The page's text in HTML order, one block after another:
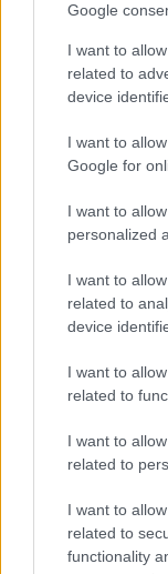
Google
I want to
related to
device
I want to
Google for
I want to
personalized
I want to
related to
device
I want to
related to
I want to
related to
I want to
related to
functionality